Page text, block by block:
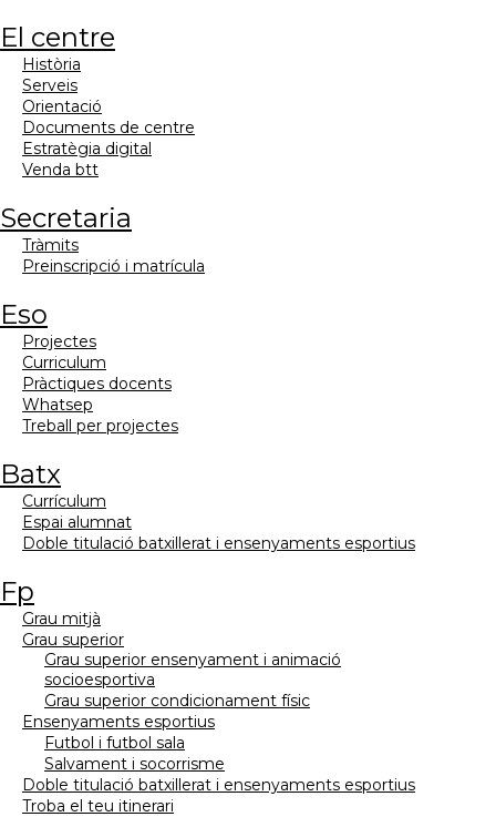
el centre
història
serveis
orientació
documents de centre
estratègia digital
venda btt
secretaria
tràmits
preinscripció i matrícula
eso
projectes
curriculum
pràctiques docents
whatsep
treball per projectes
batx
currículum
espai alumnat
doble titulació batxillerat i ensenyaments esportius
fp
grau mitjà
grau superior
grau superior ensenyament i animació
socioesportiva
grau superior condicionament físic
ensenyaments esportius
futbol i futbol sala
salvament i socorrisme
doble titulació batxillerat i ensenyaments esportius
troba el teu itinerari